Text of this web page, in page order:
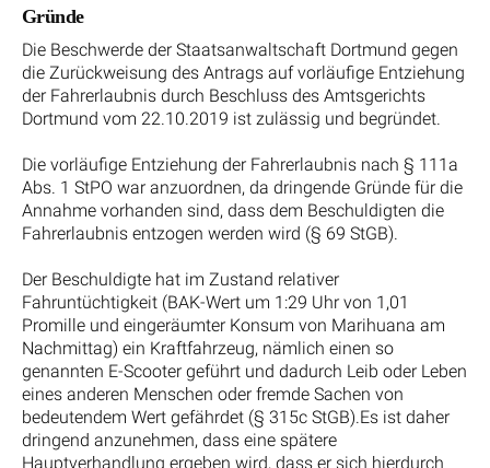
Gründe
Die Beschwerde der Staatsanwaltschaft Dortmund gegen
die Zurückweisung des Antrags auf vorläufige Entziehung
der Fahrerlaubnis durch Beschluss des Amtsgerichts
Dortmund vom 22.10.2019 ist zulässig und begründet.
Die vorläufige Entziehung der Fahrerlaubnis nach § 111a
Abs. 1 StPO war anzuordnen, da dringende Gründe für die
Annahme vorhanden sind, dass dem Beschuldigten die
Fahrerlaubnis entzogen werden wird (§ 69 StGB).
Der Beschuldigte hat im Zustand relativer
Fahruntüchtigkeit (BAK-Wert um 1:29 Uhr von 1,01
Promille und eingeräumter Konsum von Marihuana am
Nachmittag) ein Kraftfahrzeug, nämlich einen so
genannten E-Scooter geführt und dadurch Leib oder Leben
eines anderen Menschen oder fremde Sachen von
bedeutendem Wert gefährdet (§ 315c StGB).Es ist daher
dringend anzunehmen, dass eine spätere
Hauptverhandlung ergeben wird, dass er sich hierdurch